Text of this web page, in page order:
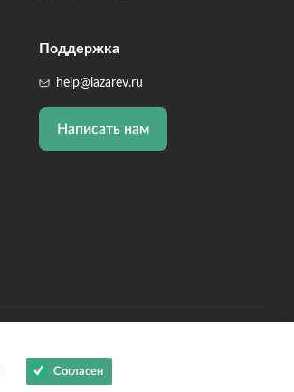
Поддержка
help@lazarev.ru
Написать нам
Согласен